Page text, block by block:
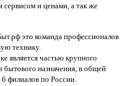
сервисом и ценами, а так же
это команда профессионалов
технику.
является частью крупного
бытового назначения, в общей
филиалов по России.